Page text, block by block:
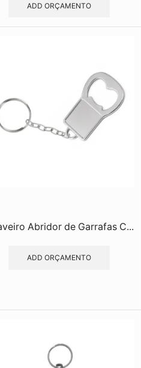
ADD ORÇAMENTO
Abridor de Garrafas C...
ADD ORÇAMENTO